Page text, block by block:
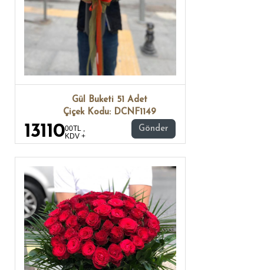
Gül Buketi 51 Adet
Çiçek Kodu: DCNF1149
1311000TL ,
KDV +
Gönder